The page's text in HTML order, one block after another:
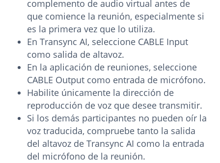
complemento de audio virtual antes de
que comience la reunión, especialmente si
es la primera vez que lo utiliza.
En Transync AI, seleccione CABLE Input
como salida de altavoz.
En la aplicación de reuniones, seleccione
CABLE Output como entrada de micrófono.
Habilite únicamente la dirección de
reproducción de voz que desee transmitir.
Si los demás participantes no pueden oír la
voz traducida, compruebe tanto la salida
del altavoz de Transync AI como la entrada
del micrófono de la reunión.